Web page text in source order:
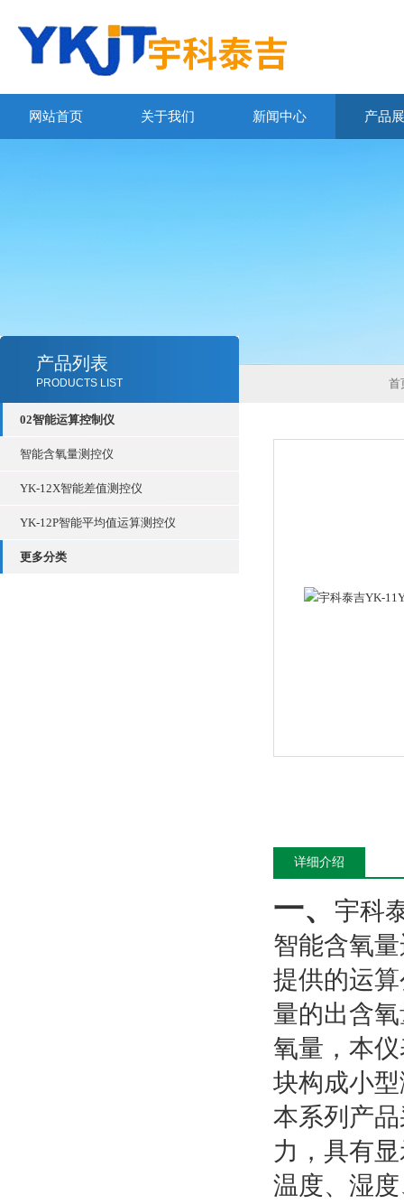
网站首页 关于我们 新闻中心 产品
产品列表
PRODUCTS LIST
02智能运算控制仪
智能含氧量测控仪
YK-12X智能差值测控仪
YK-12P智能平均值运算测控仪
更多分类
首
详细介绍
一、
宇科
智能含氧
提供的运
量的出含
氧量，本
块构成小
本系列产
力，具有
温度、湿